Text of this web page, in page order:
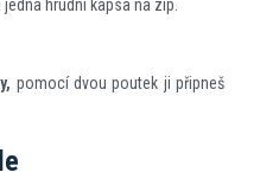
hrudní kapsa na zip.
pomocí dvou poutek ji připneš